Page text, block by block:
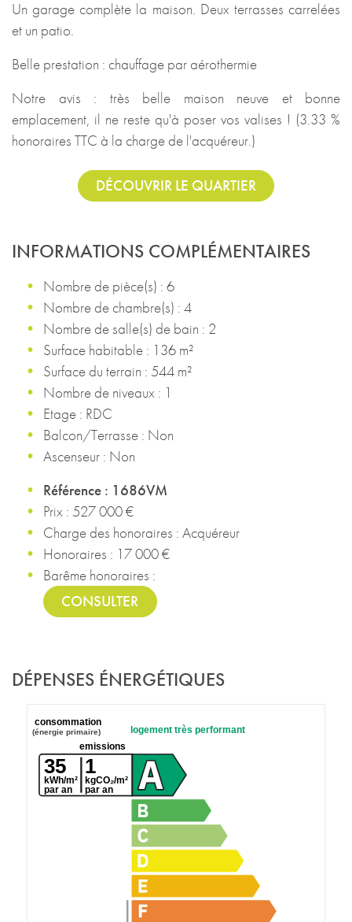
Un garage complète la maison. Deux terrasses carrelées
et un patio.
Belle prestation : chauffage par aérothermie
Notre avis : très belle maison neuve et bonne
emplacement, il ne reste qu'à poser vos valises ! (3.33 %
honoraires TTC à la charge de l'acquéreur.)
DÉCOUVRIR LE QUARTIER
INFORMATIONS COMPLÉMENTAIRES
Nombre de pièce(s) : 6
Nombre de chambre(s) : 4
Nombre de salle(s) de bain : 2
Surface habitable : 136 m²
Surface du terrain : 544 m²
Nombre de niveaux : 1
Etage : RDC
Balcon/Terrasse : Non
Ascenseur : Non
Référence : 1686VM
Prix : 527 000 €
Charge des honoraires : Acquéreur
Honoraires : 17 000 €
Barême honoraires :
CONSULTER
DÉPENSES ÉNERGÉTIQUES
logement très performant
35
kWh/m²
par an
consommation
(énergie primaire)
1
kgCO₂/m²
par an
emissions